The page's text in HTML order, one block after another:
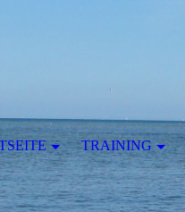
TRAINING